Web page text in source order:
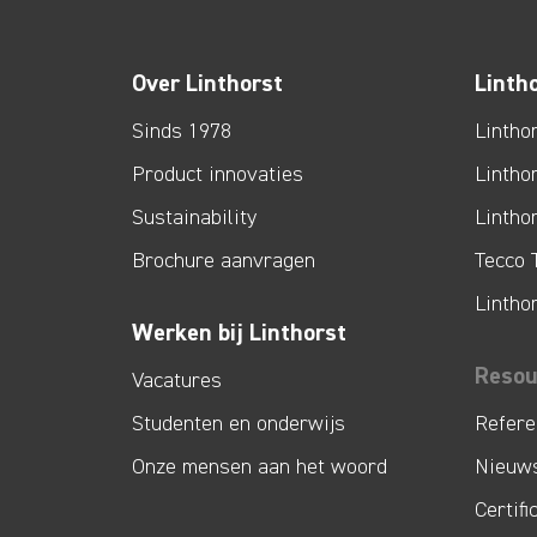
Over Linthorst
Sinds 1978
Product innovaties
Sustainability
Brochure aanvragen
Werken bij Linthorst
Vacatures
Studenten en onderwijs
Onze mensen aan het woord
Tecco